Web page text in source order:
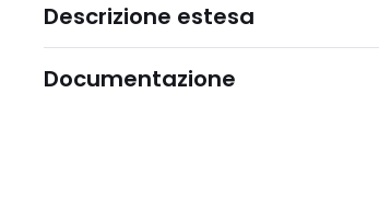
Descrizione estesa
Documentazione